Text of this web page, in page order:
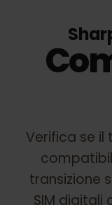
Verifica se il
transizione
SIM digitali